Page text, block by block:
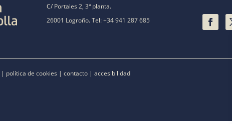
C/ Portales 2, 3ª planta.
26001 Logroño. Tel: +34 941 287 685
| política de cookies |contacto |accesibilidad